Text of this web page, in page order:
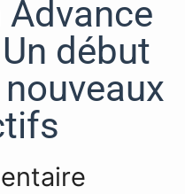
début
nouveaux